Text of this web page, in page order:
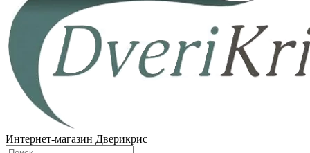
Интернет-магазин Дверикрис